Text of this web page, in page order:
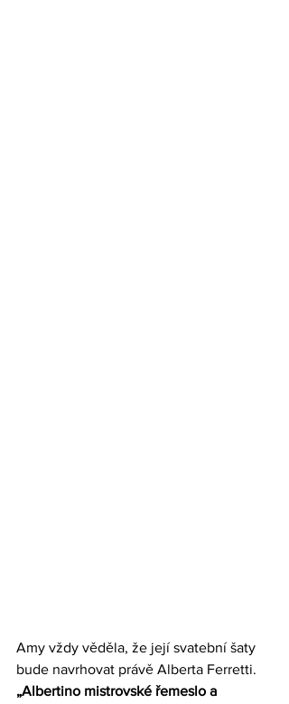
Amy vždy věděla, že její svatební šaty
bude navrhovat právě Alberta Ferretti.
„Albertino mistrovské řemeslo a